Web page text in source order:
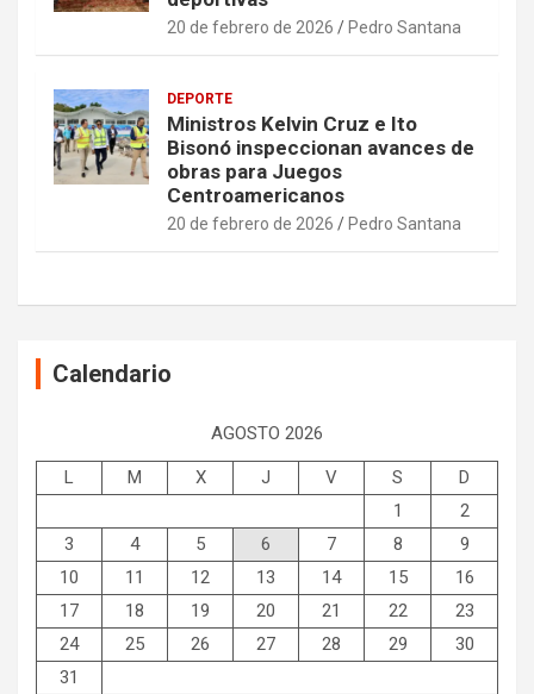
20 de febrero de 2026 Pedro Santana
DEPORTE
Ministros Kelvin Cruz e Ito
Bisonó inspeccionan avances de
obras para Juegos
Centroamericanos
20 de febrero de 2026 Pedro Santana
Calendario
AGOSTO 2026
L M X J V S
D
1
2
3
4 5 6 7 8
9
10
11 12 13 14 15
16
17
18 19 20 21 22
23
24
25 26 27 28 29
30
31